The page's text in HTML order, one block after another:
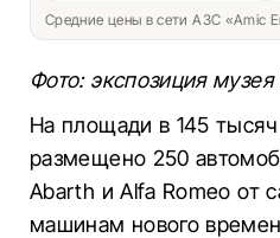
Средние цены в сети АЗС «Amic
Фото: экспозиция
На площади в 145
размещено 250
Abarth и Alfa Romeo от
машинам нового